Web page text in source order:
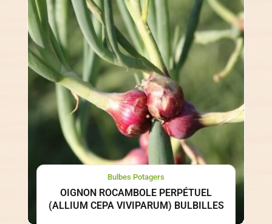
Bulbes Potagers
OIGNON ROCAMBOLE PERPÉTUEL
(ALLIUM CEPA VIVIPARUM) BULBILLES